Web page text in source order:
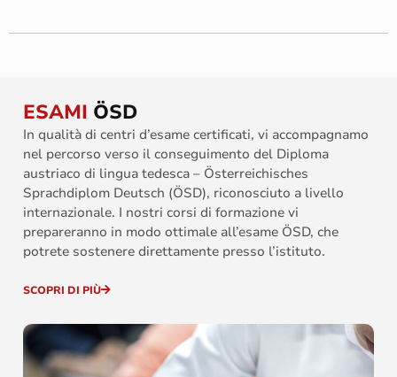
ESAMI ÖSD
In qualità di centri d’esame certificati, vi accompagnamo
nel percorso verso il conseguimento del Diploma
austriaco di lingua tedesca – Österreichisches
Sprachdiplom Deutsch (ÖSD), riconosciuto a livello
internazionale. I nostri corsi di formazione vi
prepareranno in modo ottimale all’esame ÖSD, che
potrete sostenere direttamente presso l’istituto.
SCOPRI DI PIÙ